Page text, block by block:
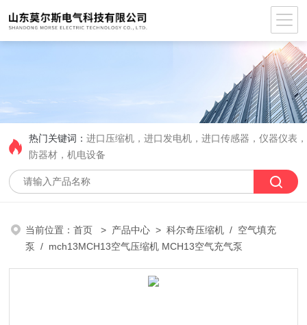
热门关键词：进口压缩机，进口发电机，进口传感器，仪器仪表
防器材，机电设备
当前位置：首页 > 产品中心 >科尔奇压缩机 / 空气填充
泵 / mch13MCH13空气压缩机 MCH13空气充气泵